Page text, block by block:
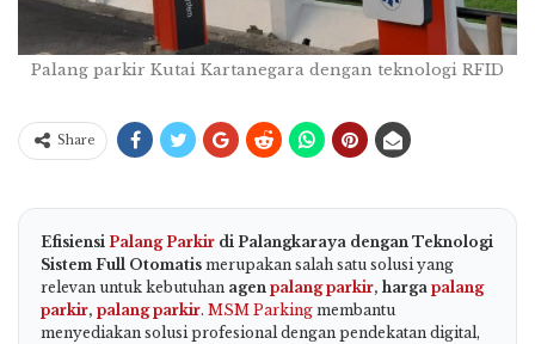
Palang parkir Kutai Kartanegara dengan teknologi RFID
Share
Efisiensi Palang Parkir di Palangkaraya dengan Teknologi
Sistem Full Otomatis merupakan salah satu solusi yang
relevan untuk kebutuhan agen palang parkir, harga palang
parkir, palang parkir. MSM Parking membantu
menyediakan solusi profesional dengan pendekatan digital,